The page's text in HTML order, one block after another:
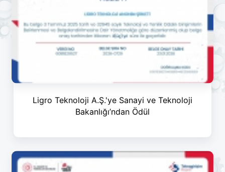
Ligro Teknoloji A.Ş.'ye Sanayi ve Teknoloji
Bakanlığı’ndan Ödül